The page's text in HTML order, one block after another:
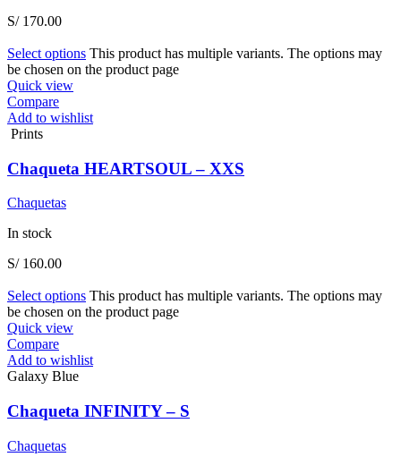
S/170.00
Select options This product has multiple variants. The options may
be chosen on the product page
Quick view
Compare
Add to wishlist
Prints
Chaqueta HEARTSOUL – XXS
Chaquetas
In stock
S/160.00
Select options This product has multiple variants. The options may
be chosen on the product page
Quick view
Compare
Add to wishlist
Galaxy Blue
Chaqueta INFINITY – S
Chaquetas